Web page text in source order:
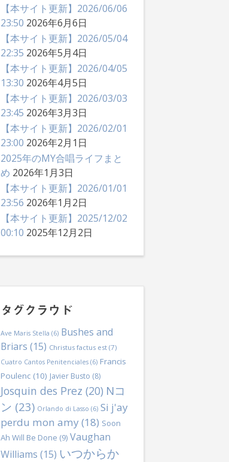
【本サイト更新】2026/06/06
23:50 2026年6月6日
【本サイト更新】2026/05/04
22:35 2026年5月4日
【本サイト更新】2026/04/05
13:30 2026年4月5日
【本サイト更新】2026/03/03
23:45 2026年3月3日
【本サイト更新】2026/02/01
23:00 2026年2月1日
2025年のMY合唱ライフまと
め 2026年1月3日
【本サイト更新】2026/01/01
23:56 2026年1月2日
【本サイト更新】2025/12/02
00:10 2025年12月2日
タグクラウド
Ave Maris Stella (6) Bushes and
Briars (15) Christus factus est(7)
Cuatro Cantos Penitenciales(6) Francis
Poulenc(10) Javier Busto (8)
Josquin des Prez (20) Nコ
ン (23) Orlando di Lasso (6) Si j'ay
perdu mon amy(18) Soon
Ah Will Be Done (9) Vaughan
Williams (15) いつからか